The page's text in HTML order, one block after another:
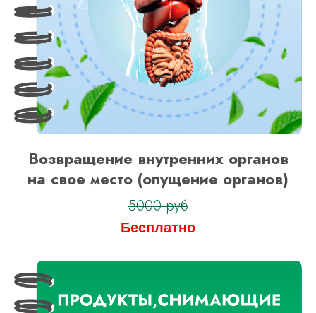
Возвращение внутренних органов
на свое место (опущение органов)
5000 руб
Бесплатно